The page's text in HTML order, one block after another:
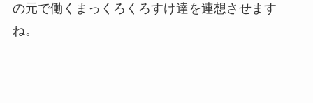
の元で働くまっくろくろすけ達を連想させます
ね。